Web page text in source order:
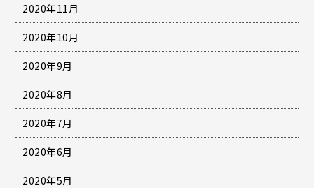
2020年11月
2020年10月
2020年9月
2020年8月
2020年7月
2020年6月
2020年5月